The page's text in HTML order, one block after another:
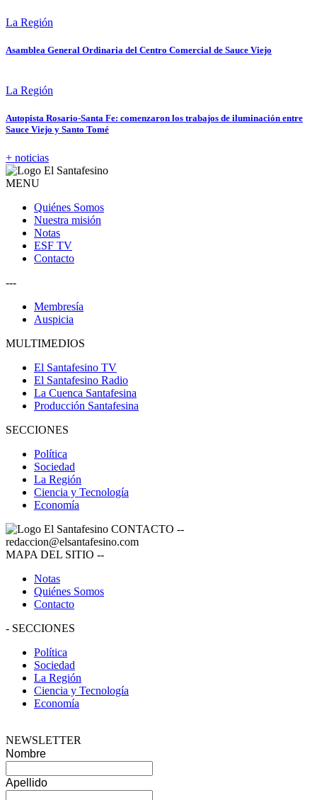
La Región
Asamblea General Ordinaria del Centro Comercial de Sauce Viejo
La Región
Autopista Rosario-Santa Fe: comenzaron los trabajos de iluminación entre
Sauce Viejo y Santo Tomé
+ noticias
MENU
Quiénes Somos
Nuestra misión
Notas
ESF TV
Contacto
---
Membresía
Auspicia
MULTIMEDIOS
El Santafesino TV
El Santafesino Radio
La Cuenca Santafesina
Producción Santafesina
SECCIONES
Política
Sociedad
La Región
Ciencia y Tecnología
Economía
CONTACTO --
redaccion@elsantafesino.com
MAPA DEL SITIO --
Notas
Quiénes Somos
Contacto
- SECCIONES
Política
Sociedad
La Región
Ciencia y Tecnología
Economía
NEWSLETTER
Nombre
Apellido